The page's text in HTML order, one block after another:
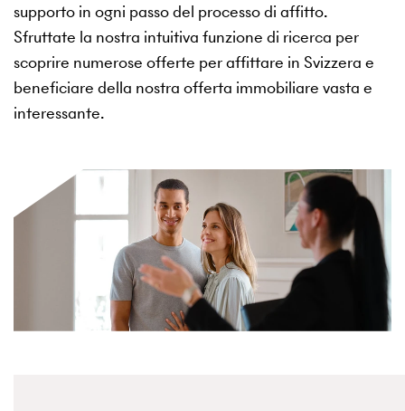
supporto in ogni passo del processo di affitto.
Sfruttate la nostra intuitiva funzione di ricerca per
scoprire numerose offerte per affittare in Svizzera e
beneficiare della nostra offerta immobiliare vasta e
interessante.